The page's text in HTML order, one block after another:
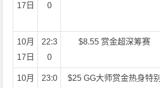
17日
0
10月
17日
22:3
0
$8.55 赏金超深筹赛
10月
23:0
$25 GG大师赏金热身特别